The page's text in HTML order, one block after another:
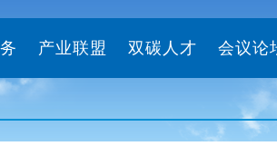
产业联盟 双碳人才 会议论